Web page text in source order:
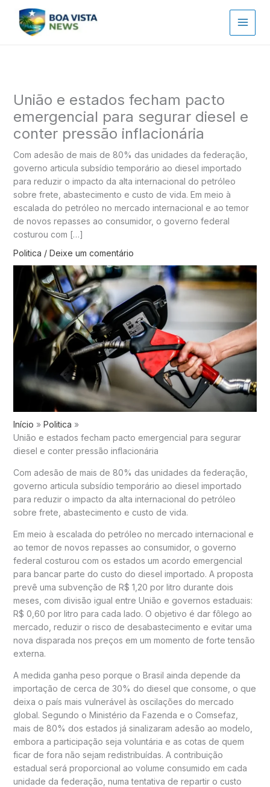
União e estados fecham pacto
emergencial para segurar diesel e
conter pressão inflacionária
Com adesão de mais de 80% das unidades da federação,
governo articula subsídio temporário ao diesel importado
para reduzir o impacto da alta internacional do petróleo
sobre frete, abastecimento e custo de vida. Em meio à
escalada do petróleo no mercado internacional e ao temor
de novos repasses ao consumidor, o governo federal
costurou com […]
Politica / Deixe um comentário
Início
Politica
União e estados fecham pacto emergencial para segurar
diesel e conter pressão inflacionária
Com adesão de mais de 80% das unidades da federação,
governo articula subsídio temporário ao diesel importado
para reduzir o impacto da alta internacional do petróleo
sobre frete, abastecimento e custo de vida.
Em meio à escalada do petróleo no mercado internacional e
ao temor de novos repasses ao consumidor, o governo
federal costurou com os estados um acordo emergencial
para bancar parte do custo do diesel importado. A proposta
prevê uma subvenção de R$ 1,20 por litro durante dois
meses, com divisão igual entre União e governos estaduais:
R$ 0,60 por litro para cada lado. O objetivo é dar fôlego ao
mercado, reduzir o risco de desabastecimento e evitar uma
nova disparada nos preços em um momento de forte tensão
externa.
A medida ganha peso porque o Brasil ainda depende da
importação de cerca de 30% do diesel que consome, o que
deixa o país mais vulnerável às oscilações do mercado
global. Segundo o Ministério da Fazenda e o Comsefaz,
mais de 80% dos estados já sinalizaram adesão ao modelo,
embora a participação seja voluntária e as cotas de quem
ficar de fora não sejam redistribuídas. A contribuição
estadual será proporcional ao volume consumido em cada
unidade da federação, numa tentativa de repartir o custo